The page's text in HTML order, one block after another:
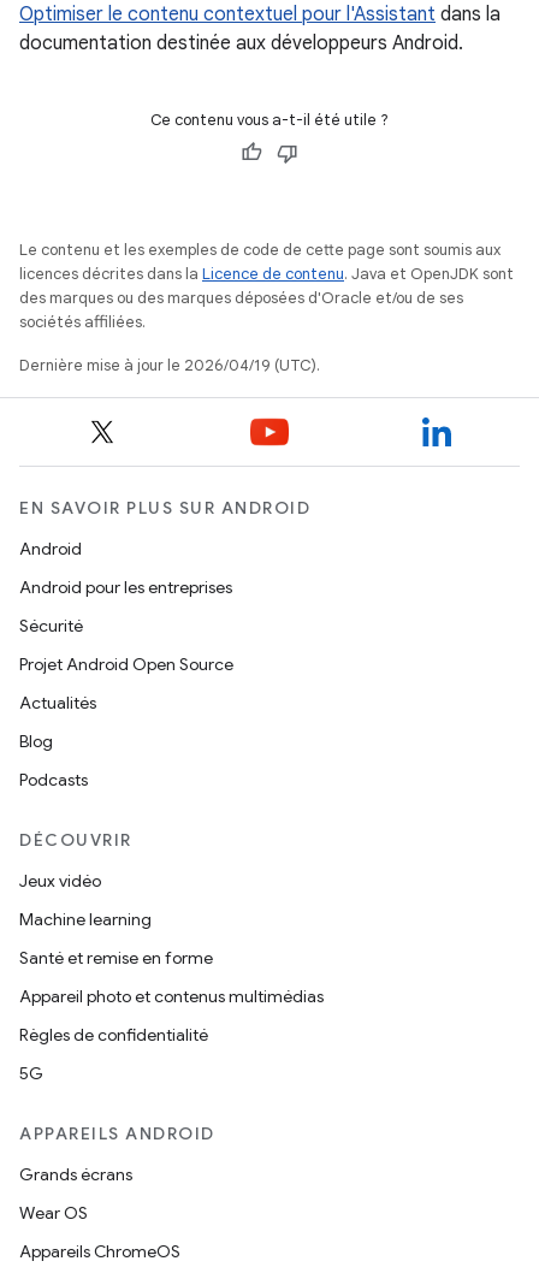
Optimiser le contenu contextuel pour l'Assistant dans la
documentation destinée aux développeurs Android.
Ce contenu vous a-t-il été utile ?
Le contenu et les exemples de code de cette page sont soumis aux
licences décrites dans la Licence de contenu. Java et OpenJDK sont
des marques ou des marques déposées d'Oracle et/ou de ses
sociétés affiliées.
Dernière mise à jour le 2026/04/19 (UTC).
EN SAVOIR PLUS SUR ANDROID
Android
Android pour les entreprises
Sécurité
Projet Android Open Source
Actualités
Blog
Podcasts
DÉCOUVRIR
Jeux vidéo
Machine learning
Santé et remise en forme
Appareil photo et contenus multimédias
Règles de confidentialité
5G
APPAREILS ANDROID
Grands écrans
Wear OS
Appareils ChromeOS